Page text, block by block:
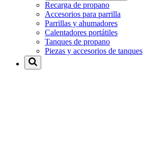
Recarga de propano
Accesorios para parrilla
Parrillas y ahumadores
Calentadores portátiles
Tanques de propano
Piezas y accesorios de tanques